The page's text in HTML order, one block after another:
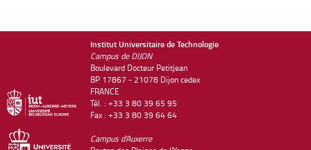
Institut Universitaire de Technologie
Campus de DIJON
Boulevard Docteur Petitjean
BP 17867 - 21078 Dijon cedex
FRANCE
Tél. : +33 3 80 39 65 95
Fax : +33 3 80 39 64 64
Campus d'Auxerre